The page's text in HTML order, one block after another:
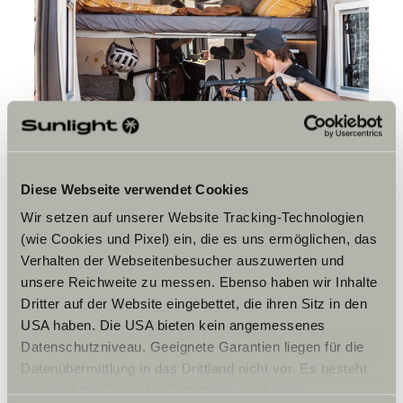
Diese Webseite verwendet Cookies
Wir setzen auf unserer Website Tracking-Technologien
(wie Cookies und Pixel) ein, die es uns ermöglichen, das
Verhalten der Webseitenbesucher auszuwerten und
unsere Reichweite zu messen. Ebenso haben wir Inhalte
Dritter auf der Website eingebettet, die ihren Sitz in den
USA haben. Die USA bieten kein angemessenes
Datenschutzniveau. Geeignete Garantien liegen für die
Datenübermittlung in das Drittland nicht vor. Es besteht
4.Tag cyklen